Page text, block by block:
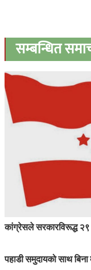
सम्बन्धित
कांग्रेसले सरकारविरूद्ध
पहाडी समुदायको साथ